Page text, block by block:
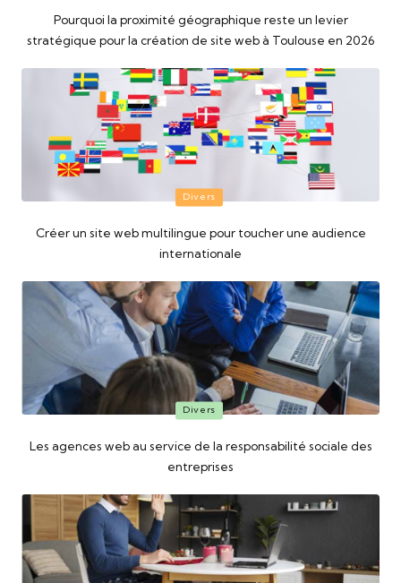
Pourquoi la proximité géographique reste un levier
stratégique pour la création de site web à Toulouse en 2026
Posted
Divers
Créer un site web multilingue pour toucher une audience
internationale
Posted
Divers
Les agences web au service de la responsabilité sociale des
entreprises